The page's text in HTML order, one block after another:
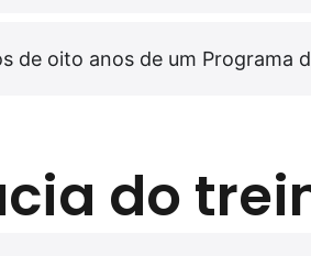
de oito anos de um Programa
do